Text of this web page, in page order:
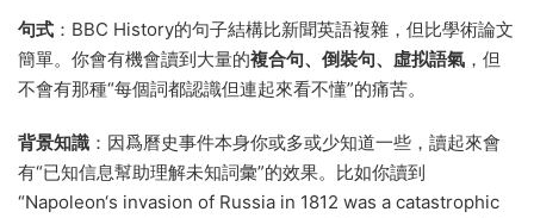
句式 ：BBC History的句子結構比新聞英語複雜，但比學術論文
簡單。你會有機會讀到大量的複合句、倒裝句、虛拟語氣 ，但
不會有那種“每個詞都認識但連起來看不懂”的痛苦。
背景知識 ：因爲曆史事件本身你或多或少知道一些，讀起來會
有“已知信息幫助理解未知詞彙”的效果。比如你讀到
“Napoleon‘s invasion of Russia in 1812 was a catastrophic